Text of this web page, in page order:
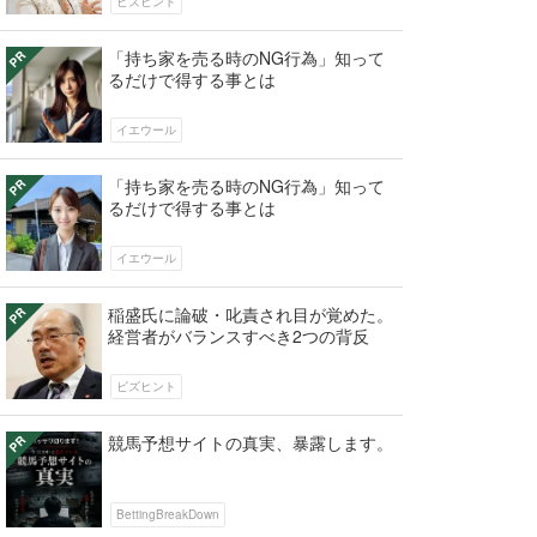
「持ち家を売る時のNG行為」知って
るだけで得する事とは
イエウール
「持ち家を売る時のNG行為」知って
るだけで得する事とは
イエウール
稲盛氏に論破・叱責され目が覚めた。
経営者がバランスすべき2つの背反
ビズヒント
競馬予想サイトの真実、暴露します。
BettingBreakDown